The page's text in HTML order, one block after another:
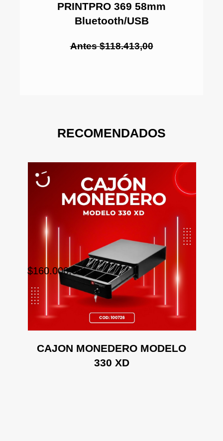
PRINTPRO 369 58mm
Bluetooth/USB
Antes $118.413,00
RECOMENDADOS
CAJON MONEDERO MODELO
330 XD
$160.000,00